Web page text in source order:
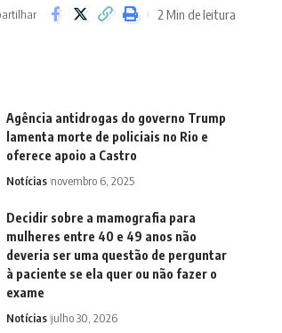
2 Min de leitura
Agência antidrogas do governo Trump
lamenta morte de policiais no Rio e
oferece apoio a Castro
Notícias novembro 6, 2025
Decidir sobre a mamografia para
mulheres entre 40 e 49 anos não
deveria ser uma questão de perguntar
à paciente se ela quer ou não fazer o
exame
Notícias julho 30, 2026